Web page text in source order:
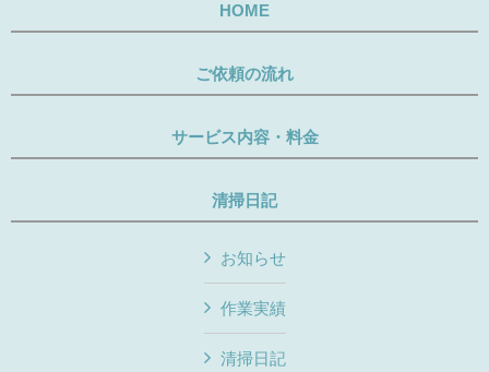
HOME
ご依頼の流れ
サービス内容・料金
清掃日記
お知らせ
作業実績
清掃日記